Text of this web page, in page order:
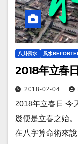
八卦風水 風水
2018年立春日
2018-02-04
2018年立春日 今
幾便是立春之始
在八字算命術來